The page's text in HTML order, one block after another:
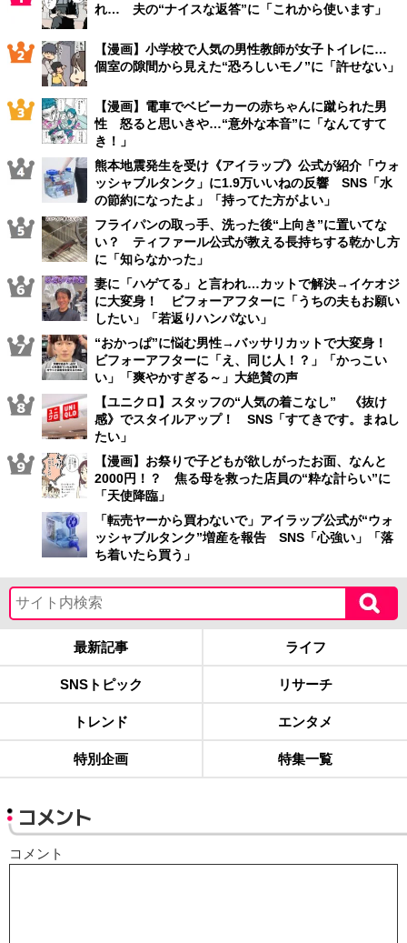
れ… 夫の“ナイスな返答”に「これから使います」
【漫画】小学校で人気の男性教師が女子トイレに…
個室の隙間から見えた“恐ろしいモノ”に「許せない」
【漫画】電車でベビーカーの赤ちゃんに蹴られた男
性 怒ると思いきや…“意外な本音”に「なんてすて
き！」
熊本地震発生を受け《アイラップ》公式が紹介「ウォ
ッシャブルタンク」に1.9万いいねの反響 SNS「水
の節約になったよ」「持ってた方がよい」
フライパンの取っ手、洗った後“上向き”に置いてな
い？ ティファール公式が教える長持ちする乾かし方
に「知らなかった」
妻に「ハゲてる」と言われ…カットで解決→イケオジ
に大変身！ ビフォーアフターに「うちの夫もお願い
したい」「若返りハンパない」
“おかっぱ”に悩む男性→バッサリカットで大変身！
ビフォーアフターに「え、同じ人！？」「かっこい
い」「爽やかすぎる～」大絶賛の声
【ユニクロ】スタッフの“人気の着こなし” 《抜け
感》でスタイルアップ！ SNS「すてきです。まねし
たい」
【漫画】お祭りで子どもが欲しがったお面、なんと
2000円！？ 焦る母を救った店員の“粋な計らい”に
「天使降臨」
「転売ヤーから買わないで」アイラップ公式が“ウォ
ッシャブルタンク”増産を報告 SNS「心強い」「落
ち着いたら買う」
最新記事 ライフ
SNSトピック リサーチ
トレンド エンタメ
特別企画 特集一覧
コメント
コメント